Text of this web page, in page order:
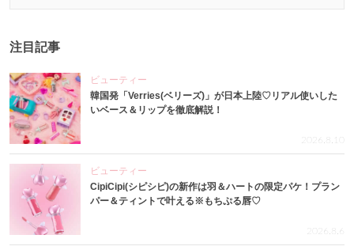
注目記事
ビューティー
韓国発「Verries(ベリーズ)」が日本上陸♡リアル使いした
いベース＆リップを徹底解説！
2026.8.10
ビューティー
CipiCipi(シピシピ)の新作は羽＆ハートの限定パケ！プラン
パー＆ティントで叶える※もちぷる唇♡
2026.8.6